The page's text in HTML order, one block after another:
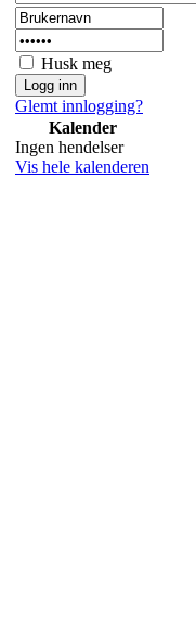
Husk meg
Glemt innlogging?
Kalender
Ingen hendelser
Vis hele kalenderen